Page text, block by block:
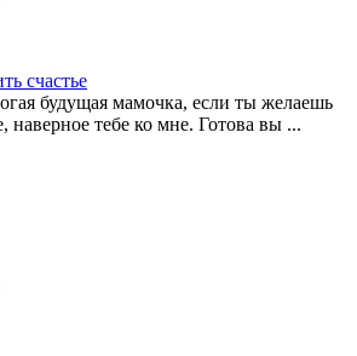
счастье
будущая мамочка, если ты желаешь
наверное тебе ко мне. Готова вы ...